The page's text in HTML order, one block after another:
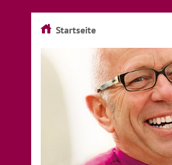
Startseite